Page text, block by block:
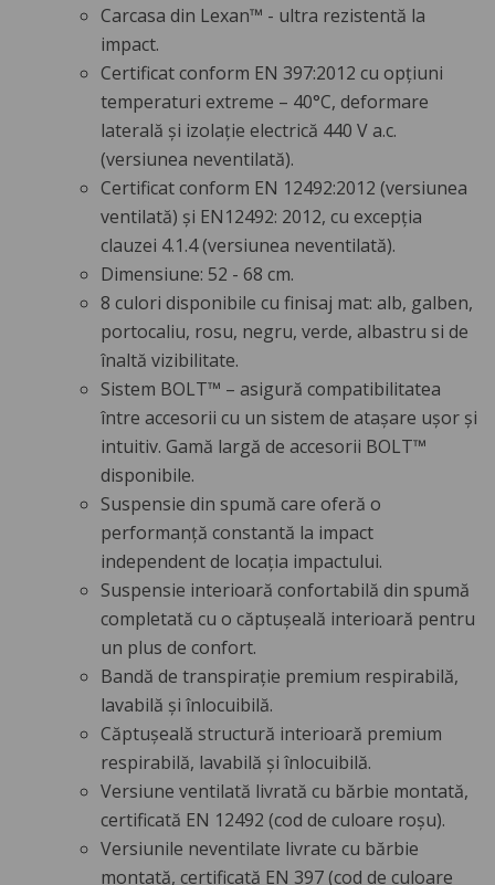
Carcasa din Lexan™ - ultra rezistentă la
impact.
Certificat conform EN 397:2012 cu opțiuni
temperaturi extreme – 40°C, deformare
laterală și izolație electrică 440 V a.c.
(versiunea neventilată).
Certificat conform EN 12492:2012 (versiunea
ventilată) și EN12492: 2012, cu excepția
clauzei 4.1.4 (versiunea neventilată).
Dimensiune: 52 - 68 cm.
8 culori disponibile cu finisaj mat: alb, galben,
portocaliu, rosu, negru, verde, albastru si de
înaltă vizibilitate.
Sistem BOLT™ – asigură compatibilitatea
între accesorii cu un sistem de atașare ușor și
intuitiv. Gamă largă de accesorii BOLT™
disponibile.
Suspensie din spumă care oferă o
performanță constantă la impact
independent de locația impactului.
Suspensie interioară confortabilă din spumă
completată cu o căptușeală interioară pentru
un plus de confort.
Bandă de transpirație premium respirabilă,
lavabilă și înlocuibilă.
Căptușeală structură interioară premium
respirabilă, lavabilă și înlocuibilă.
Versiune ventilată livrată cu bărbie montată,
certificată EN 12492 (cod de culoare roșu).
Versiunile neventilate livrate cu bărbie
montată, certificată EN 397 (cod de culoare